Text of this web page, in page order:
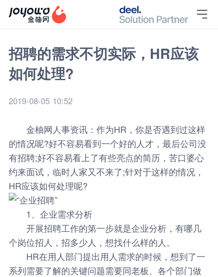

招聘的需求不切实际，HR应该
如何处理?
2019-08-05 10:52
金柚网 人事资讯：作为HR，你是否遇到过这样
的情况呢?好不容易看到一个好的人才，最后公司没
有招聘;好不容易看上了有些亮点的简历，苦口婆心
约来面试，临时人家又不来了;针对于这样的情况，
HR应该如何处理呢?
1、企业需求分析
开展招聘工作的第一步就是企业分析，有哪几
个岗位招人，招多少人，想找什么样的人。
HR在用人部门提出用人需求的时候，想到了一
系列需要了解的关键问题需要同老板、各个部门做